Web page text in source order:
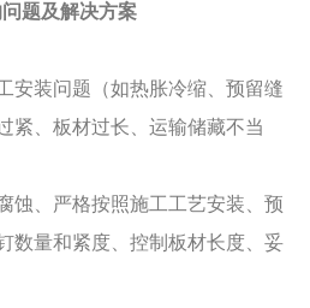
题及解决方案
安装问题（如热胀冷缩、预留缝
紧、板材过长、运输储藏不当
蚀、严格按照施工工艺安装、预
数量和紧度、控制板材长度、妥